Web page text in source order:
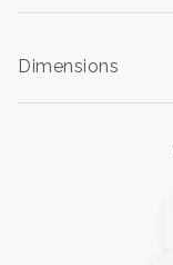
Dimensions